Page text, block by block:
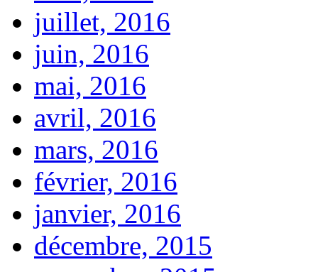
juillet, 2016
juin, 2016
mai, 2016
avril, 2016
mars, 2016
février, 2016
janvier, 2016
décembre, 2015